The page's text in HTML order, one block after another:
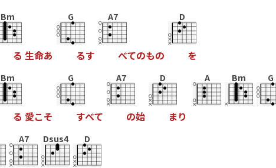
Bm
る 生命あ
G
るす
A7
べてのもの
D
を
Bm
る 愛こそ
G
すべて
A7
の始
D
まり
A Bm G
A7 Dsus4 D